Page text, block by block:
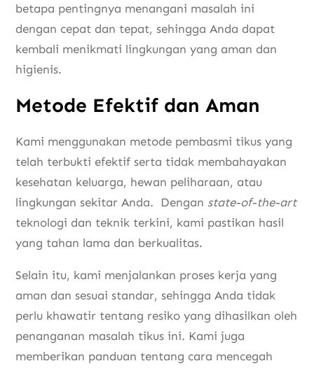
betapa pentingnya menangani masalah ini
dengan cepat dan tepat, sehingga Anda dapat
kembali menikmati lingkungan yang aman dan
higienis.
Metode Efektif dan Aman
Kami menggunakan metode pembasmi tikus yang
telah terbukti efektif serta tidak membahayakan
kesehatan keluarga, hewan peliharaan, atau
lingkungan sekitar Anda. Dengan state-of-the-art
teknologi dan teknik terkini, kami pastikan hasil
yang tahan lama dan berkualitas.
Selain itu, kami menjalankan proses kerja yang
aman dan sesuai standar, sehingga Anda tidak
perlu khawatir tentang resiko yang dihasilkan oleh
penanganan masalah tikus ini. Kami juga
memberikan panduan tentang cara mencegah